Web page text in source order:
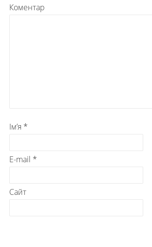
Коментар
Ім’я *
E-mail *
Сайт